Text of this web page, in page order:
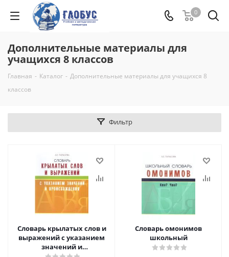
0
Дополнительные материалы для
учащихся 8 классов
Главная - Каталог - Дополнительные материалы для учащихся 8
классов
Фильтр
Словарь крылатых слов и
выражений с указанием
значений и
Словарь омонимов
школьный